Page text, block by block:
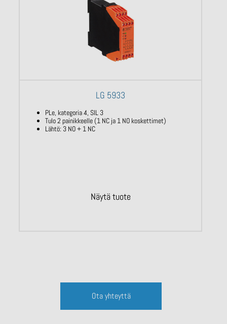
LG 5933
PLe, kategoria 4, SIL 3
Tulo 2 painikkeelle (1 NC ja 1 NO koskettimet)
Lähtö: 3 NO + 1 NC
Näytä tuote
Ota yhteyttä